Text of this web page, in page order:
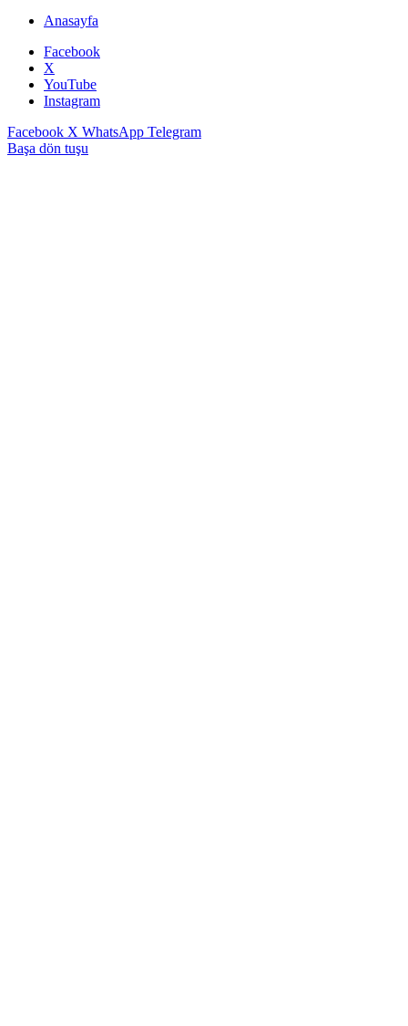
Anasayfa
Facebook
X
YouTube
Instagram
Facebook X WhatsApp Telegram
Başa dön tuşu